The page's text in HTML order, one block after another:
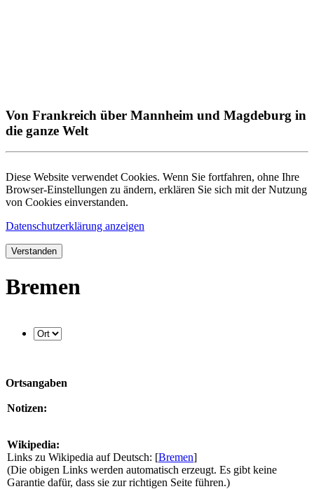
Von Frankreich über Mannheim und Magdeburg in
die ganze Welt
Diese Website verwendet Cookies. Wenn Sie fortfahren, ohne Ihre
Browser-Einstellungen zu ändern, erklären Sie sich mit der Nutzung
von Cookies einverstanden.
Datenschutzerklärung anzeigen
Verstanden
Bremen
Ortsangaben
Notizen:
Wikipedia:
Links zu Wikipedia auf Deutsch: [Bremen]
(Die obigen Links werden automatisch erzeugt. Es gibt keine
Garantie dafür, dass sie zur richtigen Seite führen.)